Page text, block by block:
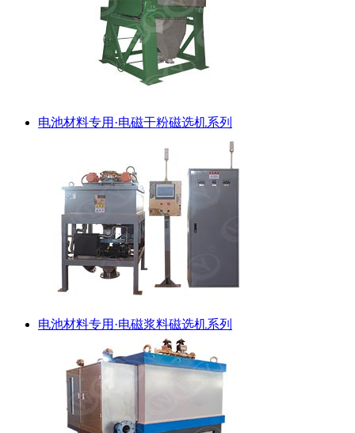
电池材料专用·电磁干粉磁选机系列
电池材料专用·电磁浆料磁选机系列